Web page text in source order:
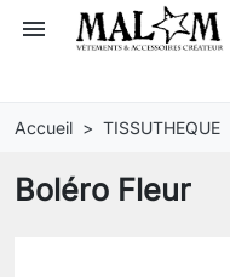
menu
Accueil TISSUTHEQUE
Boléro Fleur